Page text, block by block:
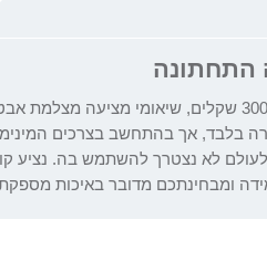
התחתונה
בפחות מ-300 שקלים, שיאומי מציעה
בלבד, אך בהתחשב בצרכים
לא נצטרך להשתמש בה. נציע
ומבחינתכם מדובר באיכות